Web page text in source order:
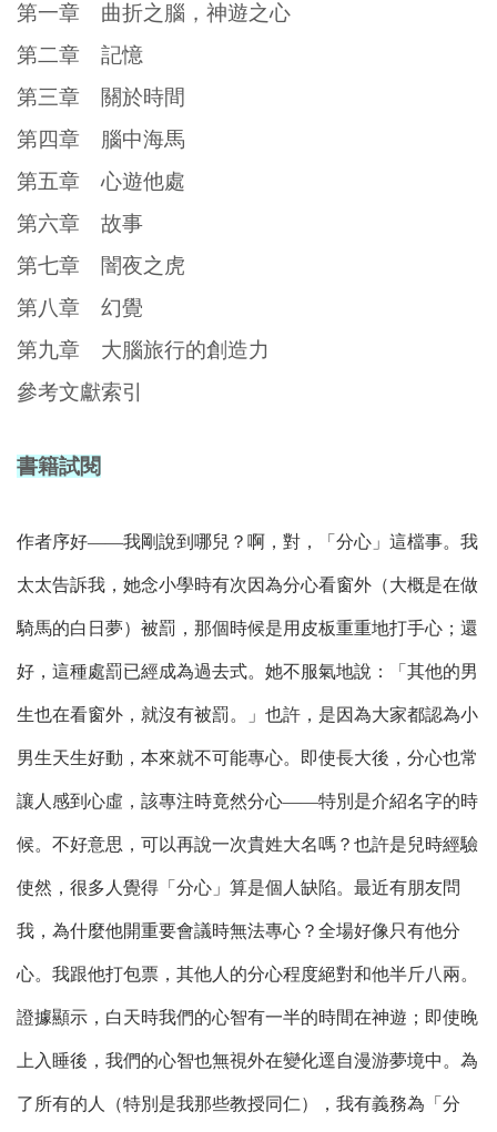
第一章 曲折之腦，神遊之心
第二章 記憶
第三章 關於時間
第四章 腦中海馬
第五章 心遊他處
第六章 故事
第七章 闇夜之虎
第八章 幻覺
第九章 大腦旅行的創造力
參考文獻索引
書籍試閱
作者序好――我剛說到哪兒？啊，對，「分心」這檔事。我
太太告訴我，她念小學時有次因為分心看窗外（大概是在做
騎馬的白日夢）被罰，那個時候是用皮板重重地打手心；還
好，這種處罰已經成為過去式。她不服氣地說：「其他的男
生也在看窗外，就沒有被罰。」也許，是因為大家都認為小
男生天生好動，本來就不可能專心。即使長大後，分心也常
讓人感到心虛，該專注時竟然分心――特別是介紹名字的時
候。不好意思，可以再說一次貴姓大名嗎？也許是兒時經驗
使然，很多人覺得「分心」算是個人缺陷。最近有朋友問
我，為什麼他開重要會議時無法專心？全場好像只有他分
心。我跟他打包票，其他人的分心程度絕對和他半斤八兩。
證據顯示，白天時我們的心智有一半的時間在神遊；即使晚
上入睡後，我們的心智也無視外在變化逕自漫游夢境中。為
了所有的人（特別是我那些教授同仁），我有義務為「分